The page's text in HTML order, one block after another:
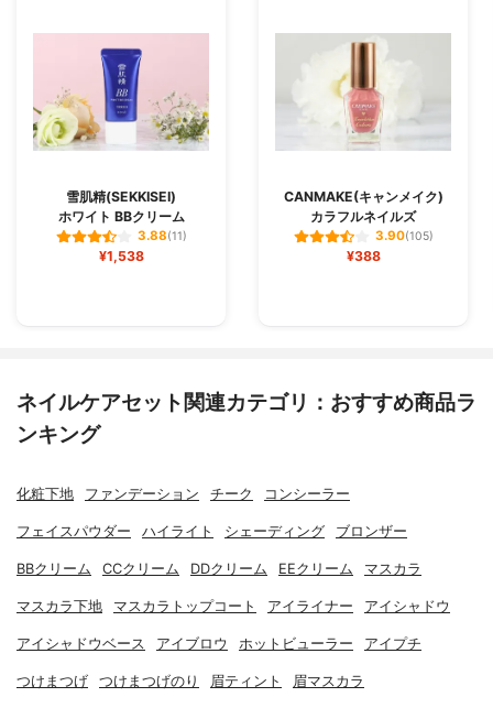
雪肌精(SEKKISEI)
ホワイト BBクリーム
3.88(11)
¥1,538
CANMAKE(キャンメイク)
カラフルネイルズ
3.90(105)
¥388
ネイルケアセット関連カテゴリ：おすすめ商品ラ
ンキング
化粧下地 ファンデーション チーク コンシーラー
フェイスパウダー ハイライト シェーディング ブロンザー
BBクリーム CCクリーム DDクリーム EEクリーム マスカラ
マスカラ下地 マスカラトップコート アイライナー アイシャドウ
アイシャドウベース アイブロウ ホットビューラー アイプチ
つけまつげ つけまつげのり 眉ティント 眉マスカラ